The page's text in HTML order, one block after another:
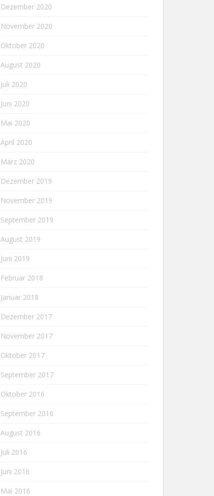
Dezember 2020
November 2020
Oktober 2020
August 2020
Juli 2020
Juni 2020
Mai 2020
April 2020
März 2020
Dezember 2019
November 2019
September 2019
August 2019
Juni 2019
Februar 2018
Januar 2018
Dezember 2017
November 2017
Oktober 2017
September 2017
Oktober 2016
September 2016
August 2016
Juli 2016
Juni 2016
Mai 2016